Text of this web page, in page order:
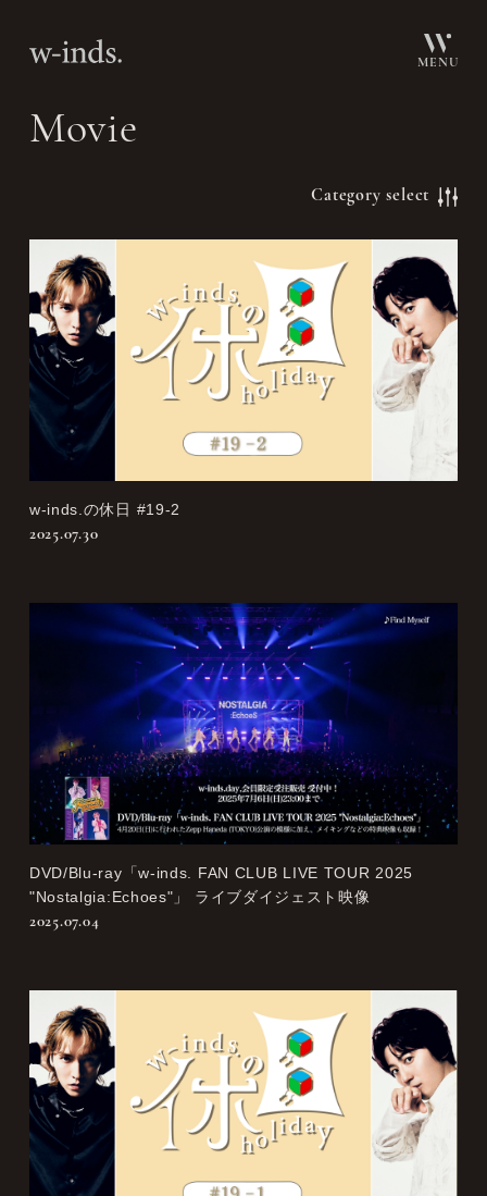
MENU
Movie
Category select
w-inds.の休日 #19-2
2025.07.30
DVD/Blu-ray「w-inds. FAN CLUB LIVE TOUR 2025
"Nostalgia:Echoes"」 ライブダイジェスト映像
2025.07.04